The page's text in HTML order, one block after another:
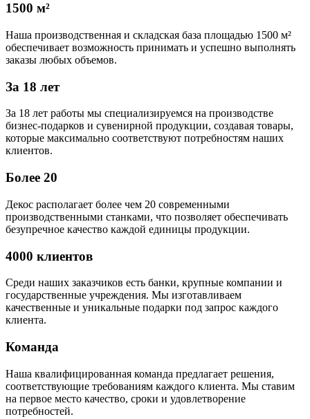
1500 м²
Наша производственная и складская база площадью 1500 м²
обеспечивает возможность принимать и успешно выполнять
заказы любых объемов.
За 18 лет
За 18 лет работы мы специализируемся на производстве
бизнес-подарков и сувенирной продукции, создавая товары,
которые максимально соответствуют потребностям наших
клиентов.
Более 20
Декос располагает более чем 20 современными
производственными станками, что позволяет обеспечивать
безупречное качество каждой единицы продукции.
4000 клиентов
Среди наших заказчиков есть банки, крупные компании и
государственные учреждения. Мы изготавливаем
качественные и уникальные подарки под запрос каждого
клиента.
Команда
Наша квалифицированная команда предлагает решения,
соответствующие требованиям каждого клиента. Мы ставим
на первое место качество, сроки и удовлетворение
потребностей.